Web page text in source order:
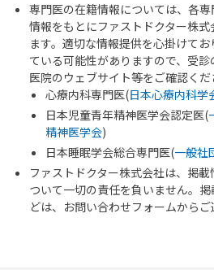
専門医の在籍情報については、各
情報をもとにファストドクター株
ます。適切な情報提供を心掛けて
ている可能性がありますので、受
医院のウェブサイト等をご確認くだ
心療内科専門医(日本心療内科学
日本児童青年精神医学会認定医(
精神医学会)
日本睡眠学会総合専門医(一般社
ファストドクター株式会社は、掲
ついて一切の責任を負いません。
どは、お問い合わせフォームからご